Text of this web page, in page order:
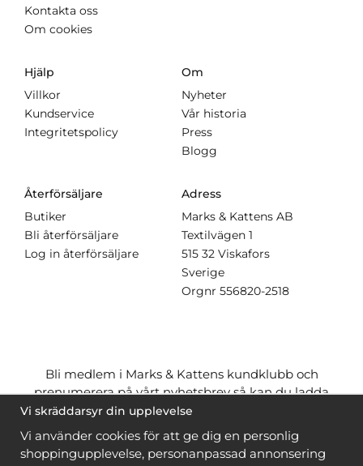
Kontakta oss
Om cookies
Hjälp
Villkor
Kundservice
Integritetspolicy
Om
Nyheter
Vår historia
Press
Blogg
Återförsäljare
Butiker
Bli återförsäljare
Log in återförsäljare
Adress
Marks & Kattens AB
Textilvägen 1
515 32 Viskafors
Sverige
Orgnr 556820-2518
Bli medlem i Marks & Kattens kundklubb och
prenumerera på vårt nyhetsbrev så kan du ladda
ner många mönstergratisoch få många
när du handlar garn till mönstret. Du ser vilka som
är
gratis när du är inloggad
Vi skräddarsyr din upplevelse
Vi använder cookies för att ge dig en personlig
shoppingupplevelse, personanpassad annonsering